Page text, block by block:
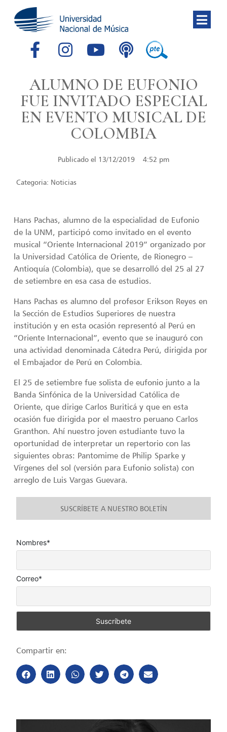
ALUMNO DE EUFONIO
FUE INVITADO ESPECIAL
EN EVENTO MUSICAL DE
COLOMBIA
Publicado el 13/12/2019 4:52 pm
Categoria: Noticias
Hans Pachas, alumno de la especialidad de Eufonio
de la UNM, participó como invitado en el evento
musical “Oriente Internacional 2019” organizado por
la Universidad Católica de Oriente, de Rionegro –
Antioquía (Colombia), que se desarrolló del 25 al 27
de setiembre en esa casa de estudios.
Hans Pachas es alumno del profesor Erikson Reyes en
la Sección de Estudios Superiores de nuestra
institución y en esta ocasión representó al Perú en
“Oriente Internacional”, evento que se inauguró con
una actividad denominada Cátedra Perú, dirigida por
el Embajador de Perú en Colombia.
El 25 de setiembre fue solista de eufonio junto a la
Banda Sinfónica de la Universidad Católica de
Oriente, que dirige Carlos Buriticá y que en esta
ocasión fue dirigida por el maestro peruano Carlos
Granthon. Ahí nuestro joven estudiante tuvo la
oportunidad de interpretar un repertorio con las
siguientes obras: Pantomime de Philip Sparke y
Vírgenes del sol (versión para Eufonio solista) con
arreglo de Luis Vargas Guevara.
SUSCRÍBETE A NUESTRO BOLETÍN
Nombres*
Correo*
Compartir en: